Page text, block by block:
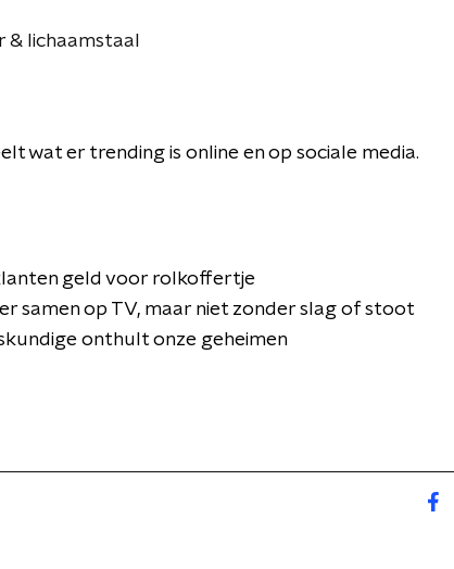
& lichaamstaal
wat er trending is online en op sociale media.
geld voor rolkoffertje
samen op TV, maar niet zonder slag of stoot
onthult onze geheimen